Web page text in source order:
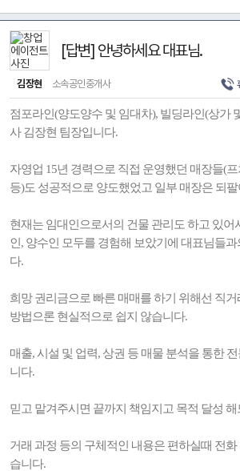
[답변] 안녕하세요 대표님.
김장현 소속공인중개사
점포라인(양도양수 및 임대차), 빌딩라인(상가
사 김장현 팀장입니다.
자영업 15년 경력으로 직접 운영했던 매장들(
등)도 성공적으로 양도했었고 일부 매장은 되
현재는 임대인으로서의 건물 관리도 하고 있어
인, 양수인 모두를 경험해 보았기에 대표님들과
다.
희망 권리금으로 빠른 매매를 하기 위해선 직
방법으론 현실적으로 쉽지 않습니다.
매출, 시설 및 업력, 상권 등 매물 분석을 통한
니다.
믿고 맡겨주시면 끝까지 책임지고 목적 달성
거래 과정 등의 구체적인 내용은 편하실때 전
습니다.